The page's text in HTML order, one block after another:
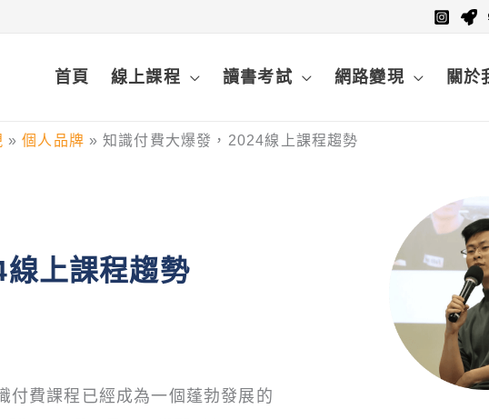
首頁 線上課程 讀書考試 網路變現 關於
個人品牌 知識付費大爆發，2024線上課程趨勢
上課程趨勢
付費課程已經成為一個蓬勃發展的